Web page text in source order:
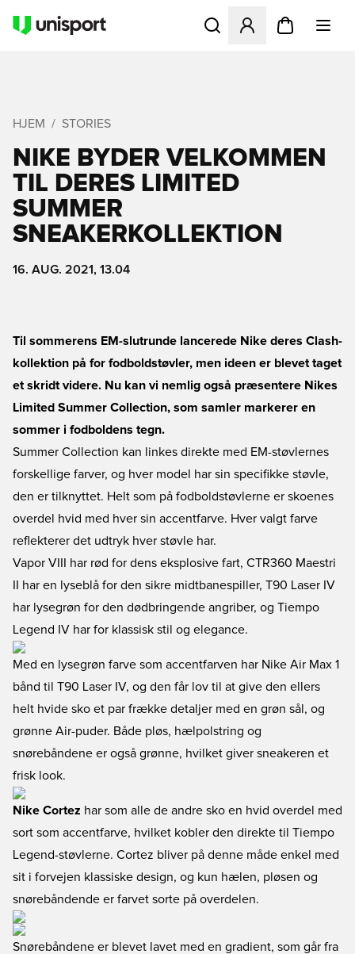
Åbner en Modal til at
HJEM STORIES
NIKE BYDER VELKOMMEN
TIL DERES LIMITED
SUMMER
SNEAKERKOLLEKTION
16. AUG. 2021, 13.04
Til sommerens EM-slutrunde lancerede Nike deres Clash-
kollektion på for fodboldstøvler, men ideen er blevet taget
et skridt videre. Nu kan vi nemlig også præsentere Nikes
Limited Summer Collection, som samler markerer en
sommer i fodboldens tegn.
Summer Collection kan linkes direkte med EM-støvlernes
forskellige farver, og hver model har sin specifikke støvle,
den er tilknyttet. Helt som på fodboldstøvlerne er skoenes
overdel hvid med hver sin accentfarve. Hver valgt farve
reflekterer det udtryk hver støvle har.
Vapor VIII har rød for dens eksplosive fart, CTR360 Maestri
II har en lyseblå for den sikre midtbanespiller, T90 Laser IV
har lysegrøn for den dødbringende angriber, og Tiempo
Legend IV har for klassisk stil og elegance.
Med en lysegrøn farve som accentfarven har Nike Air Max 1
bånd til T90 Laser IV, og den får lov til at give den ellers
helt hvide sko et par frække detaljer med en grøn sål, og
grønne Air-puder. Både pløs, hælpolstring og
snørebåndene er også grønne, hvilket giver sneakeren et
frisk look.
Nike Cortez har som alle de andre sko en hvid overdel med
sort som accentfarve, hvilket kobler den direkte til Tiempo
Legend-støvlerne. Cortez bliver på denne måde enkel med
sit i forvejen klassiske design, og kun hælen, pløsen og
snørebåndende er farvet sorte på overdelen.
Snørebåndene er blevet lavet med en gradient, som går fra